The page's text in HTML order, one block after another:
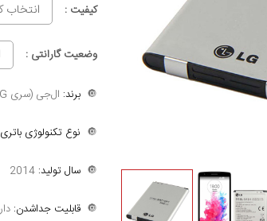
کیفیت : انتخاب
وضعیت گارانتی :
🔘برند: ال‌جی (سری G)
🔘 نوع تکنولوژی
🔘سال تولید: 2014
🔘قابلیت جداشدن: